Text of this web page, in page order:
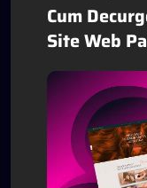
Cum
Site Web